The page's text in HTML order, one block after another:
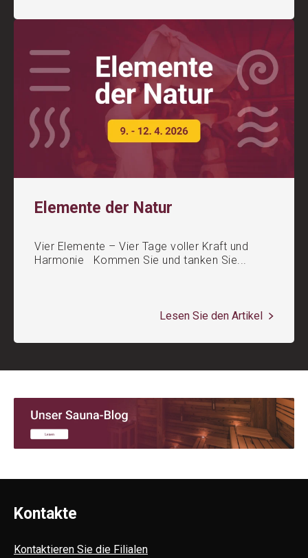
Elemente der Natur
Vier Elemente – Vier Tage voller Kraft und
Harmonie Kommen Sie und tanken Sie...
Lesen Sie den Artikel
Kontakte
Kontaktieren Sie die Filialen